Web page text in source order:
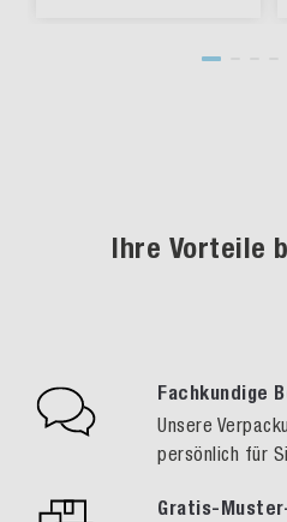
Ihre Vorteile
Fachkundige
Unsere
persönlich für
Gratis-